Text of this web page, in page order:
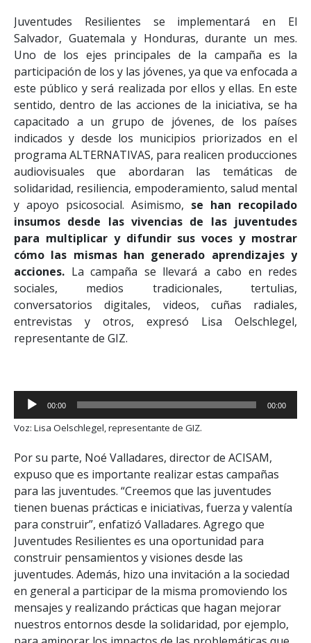
Juventudes Resilientes se implementará en El
Salvador, Guatemala y Honduras, durante un mes.
Uno de los ejes principales de la campaña es la
participación de los y las jóvenes, ya que va enfocada a
este público y será realizada por ellos y ellas. En este
sentido, dentro de las acciones de la iniciativa, se ha
capacitado a un grupo de jóvenes, de los países
indicados y desde los municipios priorizados en el
programa ALTERNATIVAS, para realicen producciones
audiovisuales que abordaran las temáticas de
solidaridad, resiliencia, empoderamiento, salud mental
y apoyo psicosocial. Asimismo, se han recopilado
insumos desde las vivencias de las juventudes
para multiplicar y difundir sus voces y mostrar
cómo las mismas han generado aprendizajes y
acciones. La campaña se llevará a cabo en redes
sociales, medios tradicionales, tertulias,
conversatorios digitales, videos, cuñas radiales,
entrevistas y otros, expresó Lisa Oelschlegel,
representante de GIZ.
Reproductor
de
audio
00:00 00:00
Voz: Lisa Oelschlegel, representante de GIZ.
Por su parte, Noé Valladares, director de ACISAM,
expuso que es importante realizar estas campañas
para las juventudes. “Creemos que las juventudes
tienen buenas prácticas e iniciativas, fuerza y valentía
para construir”, enfatizó Valladares. Agrego que
Juventudes Resilientes es una oportunidad para
construir pensamientos y visiones desde las
juventudes. Además, hizo una invitación a la sociedad
en general a participar de la misma promoviendo los
mensajes y realizando prácticas que hagan mejorar
nuestros entornos desde la solidaridad, por ejemplo,